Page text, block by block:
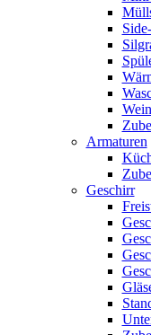
Armaturen
Geschirr